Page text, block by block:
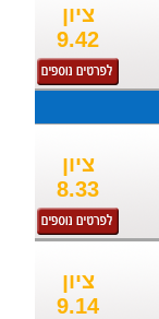
ציון
9.42
ציון
8.33
ציון
9.14